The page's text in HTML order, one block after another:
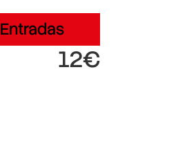
Entradas
12€